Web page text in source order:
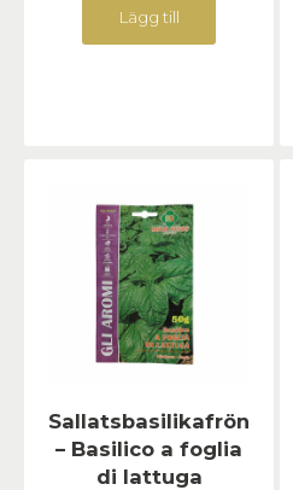
Lägg till
Sallatsbasilikafrön
– Basilico a foglia
di lattuga